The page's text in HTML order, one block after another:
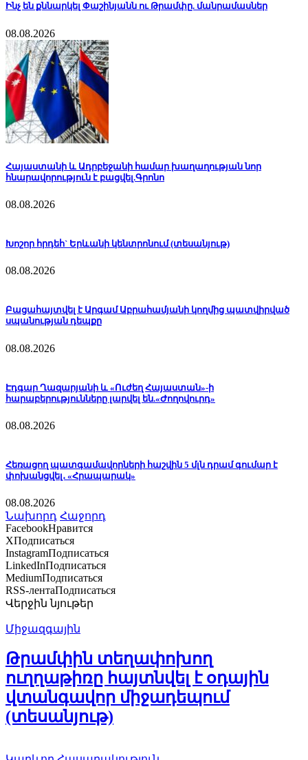
Ինչ են քննարկել Փաշինյանն ու Թրամփը. մանրամասներ
08.08.2026
Հայաստանի և Ադրբեջանի համար խաղաղության նոր
հնարավորություն է բացվել.Գրոնո
08.08.2026
Խոշոր հրդեհ` Երևանի կենտրոնում (տեսանյութ)
08.08.2026
Բացահայտվել է Արգամ Աբրահամյանի կողմից պատվիրված
սպանության դեպքը
08.08.2026
Էդգար Ղազարյանի և «Ուժեղ Հայաստան»-ի
հարաբերությունները լարվել են.«Ժողովուրդ»
08.08.2026
Հեռացող պատգամավորների հաշվին 5 մլն դրամ գումար է
փոխանցվել․ «Հրապարակ»
08.08.2026
Նախորդ Հաջորդ
FacebookНравится
XПодписаться
InstagramПодписаться
LinkedInПодписаться
MediumПодписаться
RSS-лентаПодписаться
Վերջին նյութեր
Միջազգային
Թրամփին տեղափոխող
ուղղաթիռը հայտնվել է օդային
վտանգավոր միջադեպում
(տեսանյութ)